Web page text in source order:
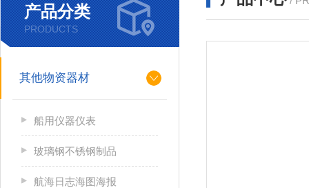
产品分类
PRODUCTS
其他物资器材
船用仪器仪表
玻璃钢不锈钢制品
航海日志海图海报